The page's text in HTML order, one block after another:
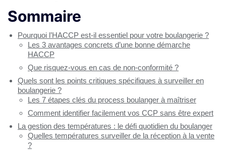
Sommaire
Pourquoi l’HACCP est-il essentiel pour votre boulangerie ?
Les 3 avantages concrets d’une bonne démarche
HACCP
Que risquez-vous en cas de non-conformité ?
Quels sont les points critiques spécifiques à surveiller en
boulangerie ?
Les 7 étapes clés du process boulanger à maîtriser
Comment identifier facilement vos CCP sans être expert
La gestion des températures : le défi quotidien du boulanger
Quelles températures surveiller de la réception à la vente
?